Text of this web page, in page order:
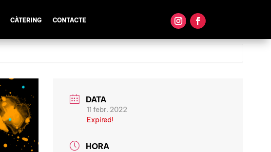
CÀTERING CONTACTE
DATA
11 febr. 2022
Expired!
HORA